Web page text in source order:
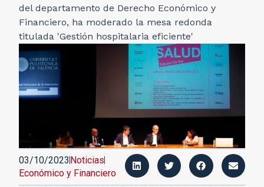
del departamento de Derecho Económico y
Financiero, ha moderado la mesa redonda
titulada 'Gestión hospitalaria eficiente'
03/10/2023 Noticias
Económico y Financiero